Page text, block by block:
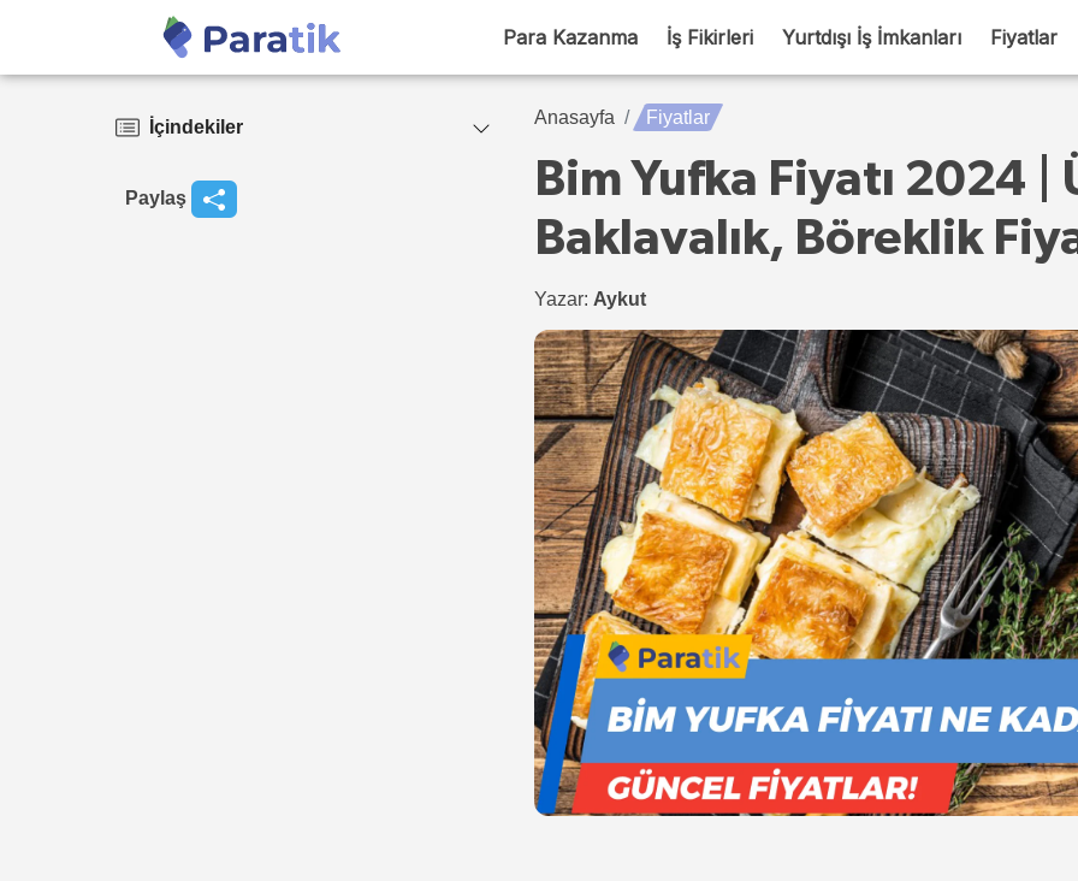
Para Kazanma İş Fikirleri Yurtdışı İş İmkanları Fiyatlar
İçindekiler
Paylaş
Anasayfa Fiyatlar
Bim Yufka Fiyatı 2024 |
Baklavalık, Böreklik
Yazar: Aykut